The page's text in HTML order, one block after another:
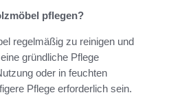
pflegen?
regelmäßig zu reinigen und
gründliche Pflege
oder in feuchten
Pflege erforderlich sein.